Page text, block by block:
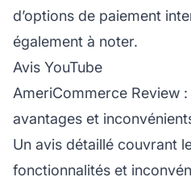
d’options de paiement
également à noter.
Avis YouTube
AmeriCommerce Review
avantages et
Un avis détaillé couvrant
fonctionnalités et